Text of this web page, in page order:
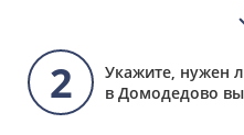
2
Укажите, нужен
в Домодедово